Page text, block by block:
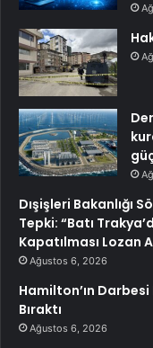
Dışişleri Bakanlığı
Tepki: “Batı
Kapatılması Lozan
Ağustos 6, 2026
Hamilton’ın Darbesi
Bıraktı
Ağustos 6, 2026